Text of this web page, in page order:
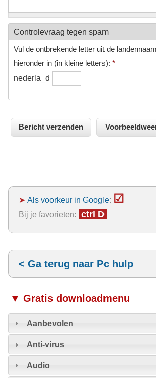
Controlevraag tegen spam
Vul de ontbrekende letter uit de
hieronder in (in kleine letters): *
nederla_d
➤ Als voorkeur in Google: ☑
Bij je favorieten: ctrl D
< Ga terug naar Pc hulp
▼ Gratis downloadmenu
Aanbevolen
Anti-virus
Audio